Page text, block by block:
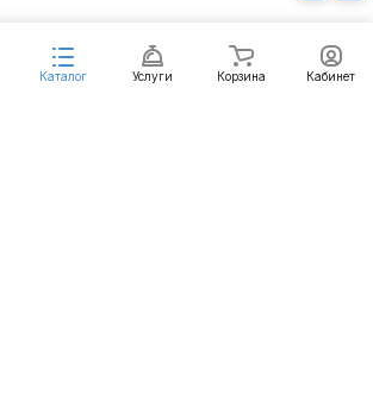
Каталог Услуги Корзина Кабинет